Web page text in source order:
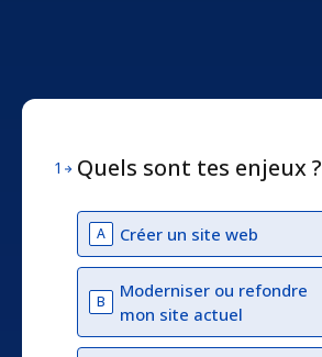
1 Quels sont tes enjeux ?
A Créer un site web
B
Moderniser ou refondre
mon site actuel